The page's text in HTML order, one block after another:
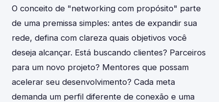
O conceito de "networking com propósito" parte
de uma premissa simples: antes de expandir sua
rede, defina com clareza quais objetivos você
deseja alcançar. Está buscando clientes? Parceiros
para um novo projeto? Mentores que possam
acelerar seu desenvolvimento? Cada meta
demanda um perfil diferente de conexão e uma